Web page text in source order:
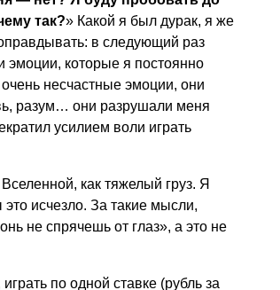
так?» Какой я был дурак, я же
в следующий раз
эмоции, которые я постоянно
несчастные эмоции, они
разум… они разрушали меня
усилием воли играть
как тяжелый груз. Я
исчезло. За такие мысли,
не спрячешь от глаз», а это не
по одной ставке (рубль за